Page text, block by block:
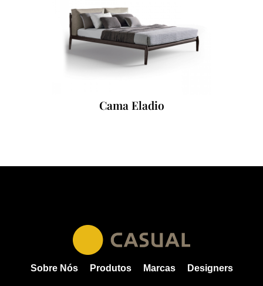
Cama Eladio
Sobre Nós Produtos Marcas Designers